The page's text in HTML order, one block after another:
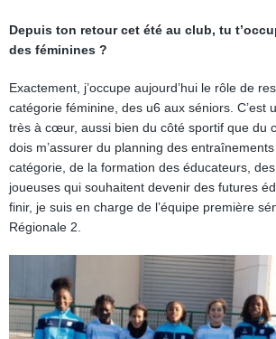
Depuis ton retour cet été au club, tu
des féminines ?
Exactement, j’occupe aujourd’hui le rôle de
catégorie féminine, des u6 aux séniors. C’est
très à cœur, aussi bien du côté sportif que du
dois m’assurer du planning des
catégorie, de la formation des éducateurs,
joueuses qui souhaitent devenir des futures
finir, je suis en charge de l’équipe première
Régionale 2.